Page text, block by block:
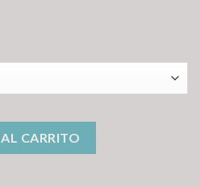
CARRITO